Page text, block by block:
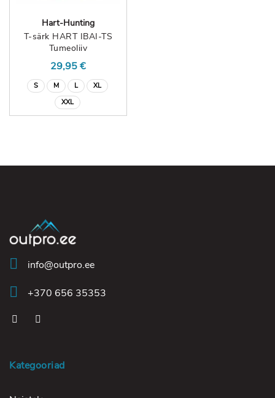
Hart-Hunting
T-särk HART IBAI-TS
Tumeoliiv
29,95 €
S M L
XL
XXL
info@outpro.ee
+370 656 35353
Kategooriad